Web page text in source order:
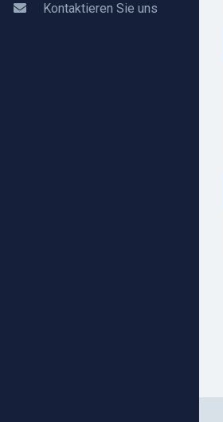
Kontaktieren Sie uns